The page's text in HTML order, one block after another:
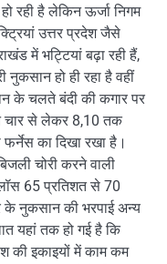
रही है लेकिन ऊर्जा निगम
उत्तर प्रदेश जैसे
में भट्टियां बढ़ा रही हैं,
नुकसान हो ही रहा है वहीं
के चलते बंदी की कगार पर
चार से लेकर 8,10 तक
का दिखा रखा है।
चोरी करने वाली
65 प्रतिशत से 70
के नुकसान की भरपाई अन्य
यहां तक हो गई है कि
की इकाइयों में काम कम